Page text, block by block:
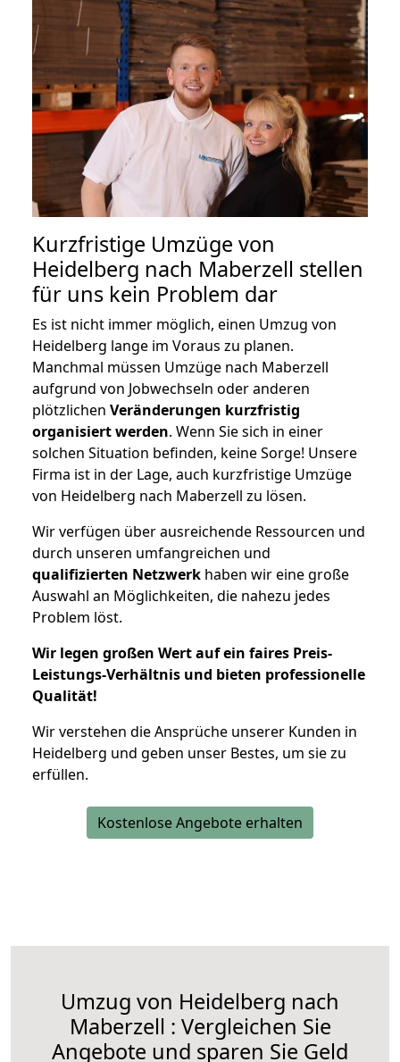
Kurzfristige Umzüge von
Heidelberg nach Maberzell stellen
für uns kein Problem dar
Es ist nicht immer möglich, einen Umzug von
Heidelberg lange im Voraus zu planen.
Manchmal müssen Umzüge nach Maberzell
aufgrund von Jobwechseln oder anderen
plötzlichen Veränderungen kurzfristig
organisiert werden. Wenn Sie sich in einer
solchen Situation befinden, keine Sorge! Unsere
Firma ist in der Lage, auch kurzfristige Umzüge
von Heidelberg nach Maberzell zu lösen.
Wir verfügen über ausreichende Ressourcen und
durch unseren umfangreichen und
qualifizierten Netzwerk haben wir eine große
Auswahl an Möglichkeiten, die nahezu jedes
Problem löst.
Wir legen großen Wert auf ein faires Preis-
Leistungs-Verhältnis und bieten professionelle
Qualität!
Wir verstehen die Ansprüche unserer Kunden in
Heidelberg und geben unser Bestes, um sie zu
erfüllen.
Kostenlose Angebote erhalten
Umzug von Heidelberg nach
Maberzell : Vergleichen Sie
Angebote und sparen Sie Geld